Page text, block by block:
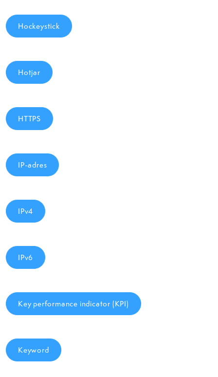
Hockeystick
Hotjar
HTTPS
IP-adres
IPv4
IPv6
Key performance indicator (KPI)
Keyword